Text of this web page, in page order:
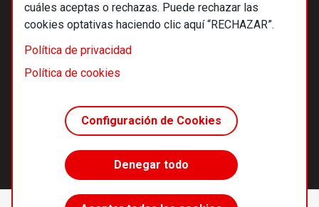
cuáles aceptas o rechazas. Puede rechazar las
cookies optativas haciendo clic aquí “RECHAZAR”.
Política de privacidad
Política de cookies
Configuración de Cookies
Denegar todo
© 2026 Alternativas económicas SCCL
Footer
Términos y condiciones de uso
Política de cookies
Principios editoriales